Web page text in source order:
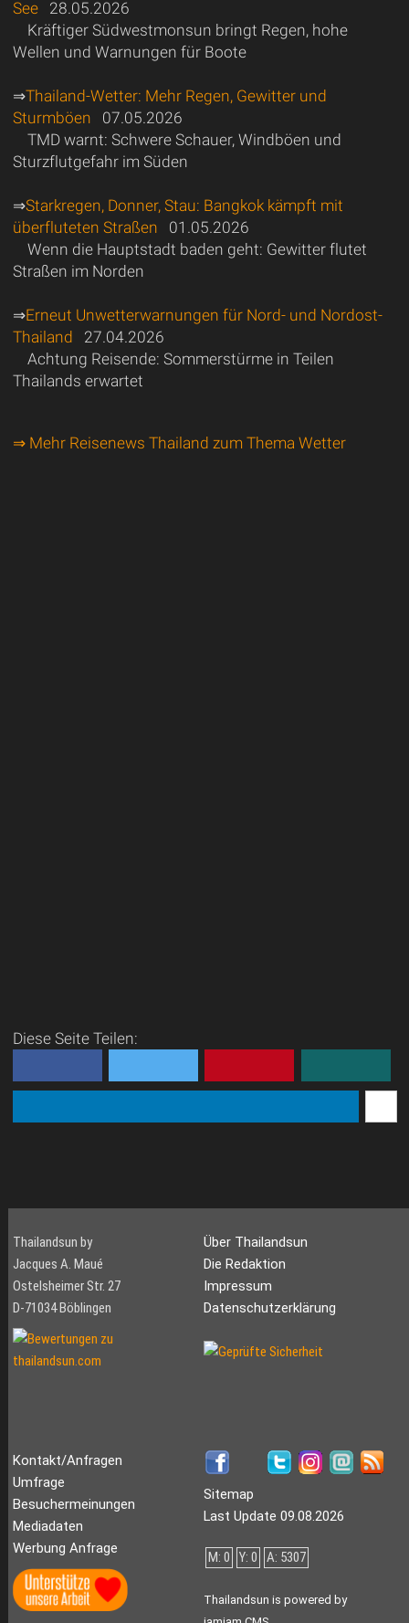
See28.05.2026
Kräftiger Südwestmonsun bringt Regen, hohe
Wellen und Warnungen für Boote
⇒Thailand-Wetter: Mehr Regen, Gewitter und
Sturmböen 07.05.2026
TMD warnt: Schwere Schauer, Windböen und
Sturzflutgefahr im Süden
⇒Starkregen, Donner, Stau: Bangkok kämpft mit
überfluteten Straßen 01.05.2026
Wenn die Hauptstadt baden geht: Gewitter flutet
Straßen im Norden
⇒Erneut Unwetterwarnungen für Nord- und Nordost-
Thailand 27.04.2026
Achtung Reisende: Sommerstürme in Teilen
Thailands erwartet
⇒ Mehr Reisenews Thailand zum Thema Wetter
Diese Seite Teilen:
Thailandsun by
Jacques A. Maué
Ostelsheimer Str. 27
D-71034 Böblingen
Über Thailandsun
Die Redaktion
Impressum
Datenschutzerklärung
Kontakt/Anfragen
Umfrage
Besuchermeinungen
Mediadaten
Werbung Anfrage
Sitemap
Last Update 09.08.2026
M: 0 Y: 0 A: 5307
Thailandsun is powered by